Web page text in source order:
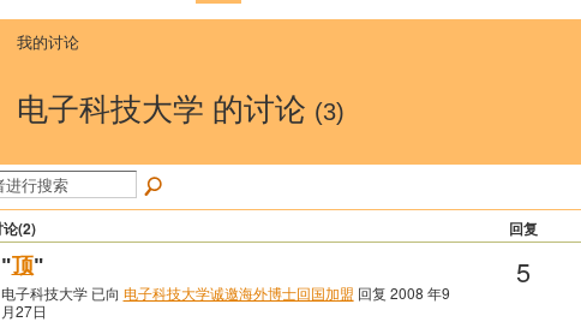
我的讨论
电子科技大学 的讨论 (3)
(2) 回复
"顶"
电子科技大学 已向 电子科技大学诚邀海外博士回国加盟 回复 2008 年9
月27日
5